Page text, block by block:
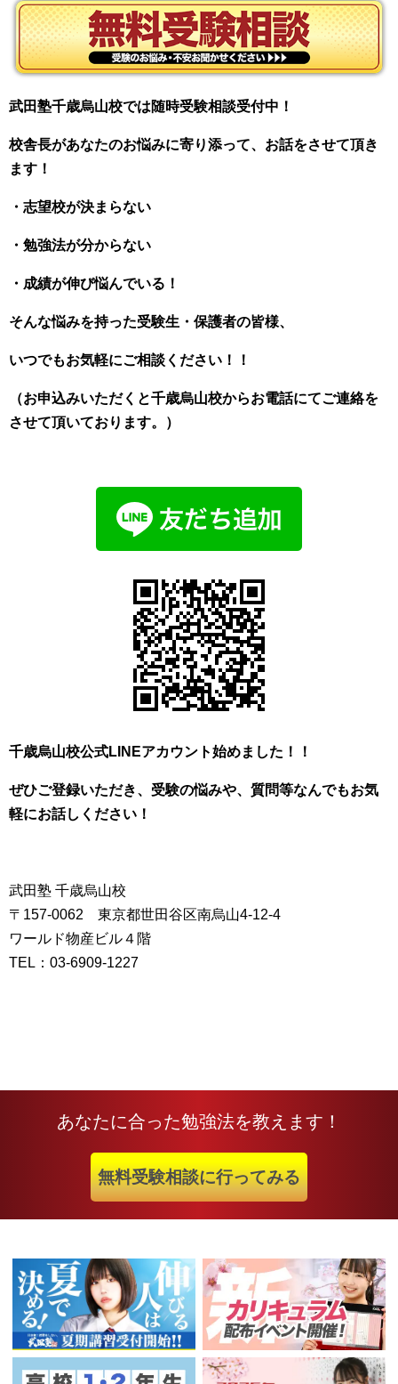
武田塾千歳烏山校では随時受験相談受付中！
校舎長があなたのお悩みに寄り添って、お話をさせて頂き
ます！
・志望校が決まらない
・勉強法が分からない
・成績が伸び悩んでいる！
そんな悩みを持った受験生・保護者の皆様、
いつでもお気軽にご相談ください！！
（お申込みいただくと千歳烏山校からお電話にてご連絡を
させて頂いております。）
千歳烏山校公式LINEアカウント始めました！！
ぜひご登録いただき、 受験の悩みや、質問等なんでもお気
軽にお話しください！
武田塾 千歳烏山校
〒157-0062 東京都世田谷区南烏山4-12-4
ワールド物産ビル４階
TEL：03-6909-1227
あなたに合った勉強法を教えます！
無料受験相談に行ってみる